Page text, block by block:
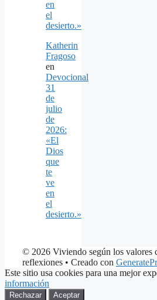
en
el
desierto.»
Katherin
Fragoso
en
Devocional
31
de
julio
de
2026:
«El
Dios
que
te
ve
en
el
desierto.»
© 2026 Viviendo según los valores
reflexiones • Creado con
Este sitio usa cookies para una mejor
información
Rechazar Aceptar